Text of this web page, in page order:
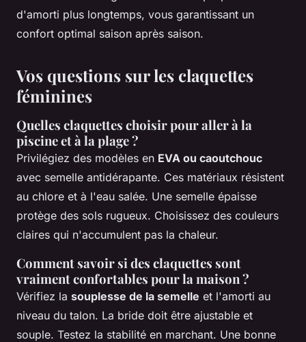
d'amorti plus longtemps, vous garantissant un
confort optimal saison après saison.
Vos questions sur les claquettes
féminines
Quelles claquettes choisir pour aller à la
piscine et à la plage ?
Privilégiez des modèles en EVA ou caoutchouc
avec semelle antidérapante. Ces matériaux résistent
au chlore et à l'eau salée. Une semelle épaisse
protège des sols rugueux. Choisissez des couleurs
claires qui n'accumulent pas la chaleur.
Comment savoir si des claquettes sont
vraiment confortables pour la maison ?
Vérifiez la souplesse de la semelle et l'amorti au
niveau du talon. La bride doit être ajustable et
souple. Testez la stabilité en marchant. Une bonne